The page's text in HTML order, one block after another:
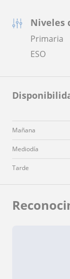
Niveles
Primaria
ESO
Mañana
Mediodía
Tarde